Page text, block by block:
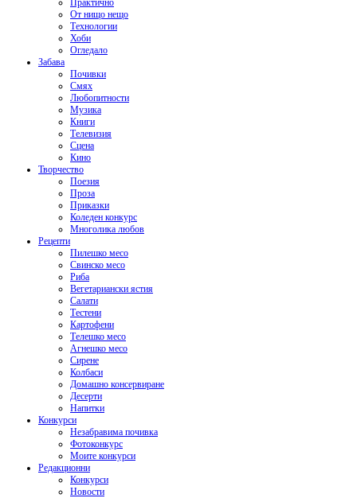
Практично
От нищо нещо
Технологии
Хоби
Огледало
Забава
Почивки
Смях
Любопитности
Музика
Книги
Телевизия
Сцена
Кино
Творчество
Поезия
Проза
Приказки
Коледен конкурс
Многолика любов
Рецепти
Пилешко месо
Свинско месо
Риба
Вегетариански ястия
Салати
Тестени
Картофени
Телешко месо
Агнешко месо
Сирене
Колбаси
Домашно консервиране
Десерти
Напитки
Конкурси
Незабравима почивка
Фотоконкурс
Моите конкурси
Редакционни
Конкурси
Новости